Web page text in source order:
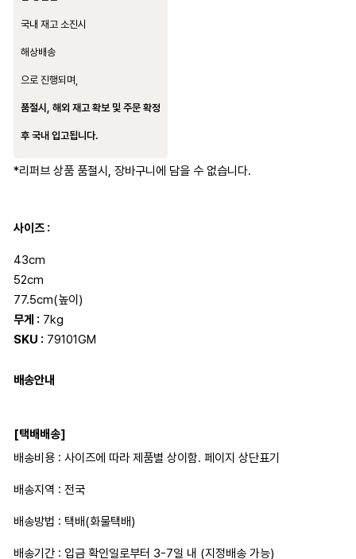
국내 재고 소진시
해상배송
으로 진행되며,
품절시, 해외 재고 확보 및 주문 확정
후 국내 입고됩니다.
*리퍼브 상품 품절시, 장바구니에 담을 수 없습니다.
사이즈 :
43cm
52cm
77.5cm(높이)
무게 :7kg
SKU :79101GM
배송안내
[택배배송]
배송비용 : 사이즈에 따라 제품별 상이함. 페이지 상단표기
배송지역 : 전국
배송방법 : 택배(화물택배)
배송기간 : 입금 확인일로부터 3-7일 내 (지정배송 가능)